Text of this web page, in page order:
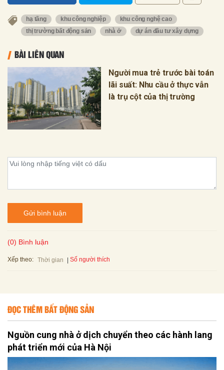
hạ tầng khu công nghiệp
khu công nghệ cao
thị trường bất động sản
nhà ở dự án đầu tư xây dựng
BÀI LIÊN QUAN
Người mua trẻ trước bài toán
lãi suất: Nhu cầu ở thực vẫn
là trụ cột của thị trường
Gửi bình luận
(0) Bình luận
Xếp theo: Thời gian Số người thích
ĐỌC THÊM BẤT ĐỘNG SẢN
Nguồn cung nhà ở dịch chuyển theo các hành lang
phát triển mới của Hà Nội